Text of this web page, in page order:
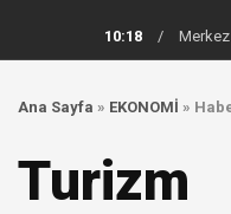
10:18
/ Merkez
Ana Sayfa » EKONOMİ »
Turizm